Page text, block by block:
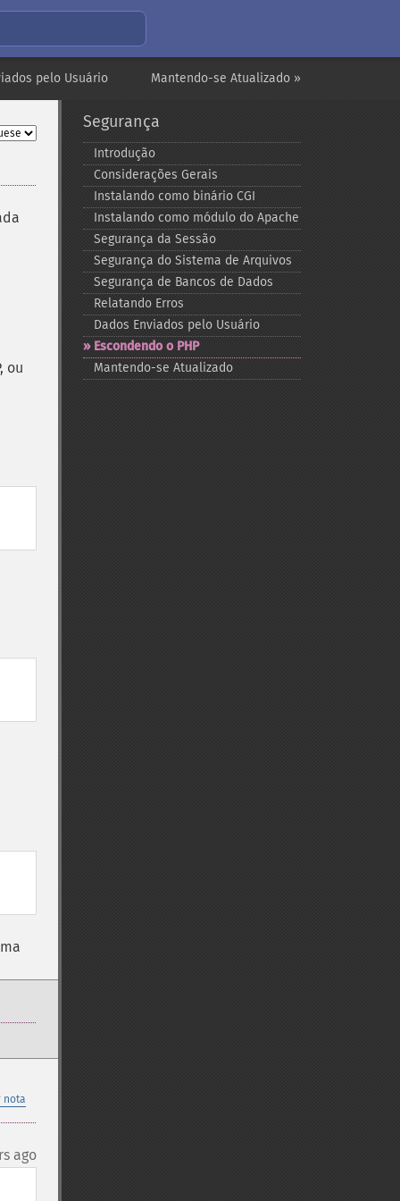
Mantendo-se Atualizado »
pelo Usuário
, ou
nota
ago
Segurança
Introdução
Considerações Gerais
Instalando como binário CGI
Instalando como módulo do Apache
Segurança da Sessão
Segurança do Sistema de Arquivos
Segurança de Bancos de Dados
Relatando Erros
Dados Enviados pelo Usuário
Escondendo o PHP
Mantendo-​se Atualizado